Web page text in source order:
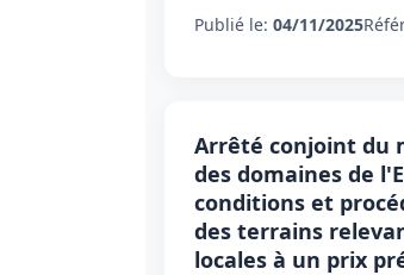
Publié le: 04/11/2025
Arrêté conjoint du
des domaines de
conditions et
des terrains
locales à un prix